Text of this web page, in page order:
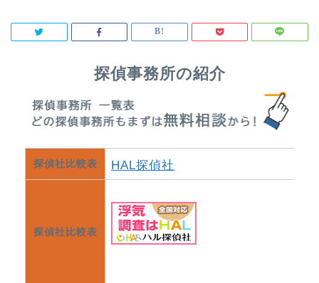
探偵事務所の紹介
探偵社比較表 HAL探偵社
探偵社比較表